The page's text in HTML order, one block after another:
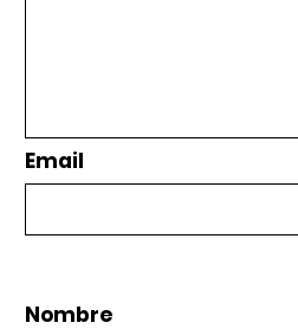
Email
Nombre